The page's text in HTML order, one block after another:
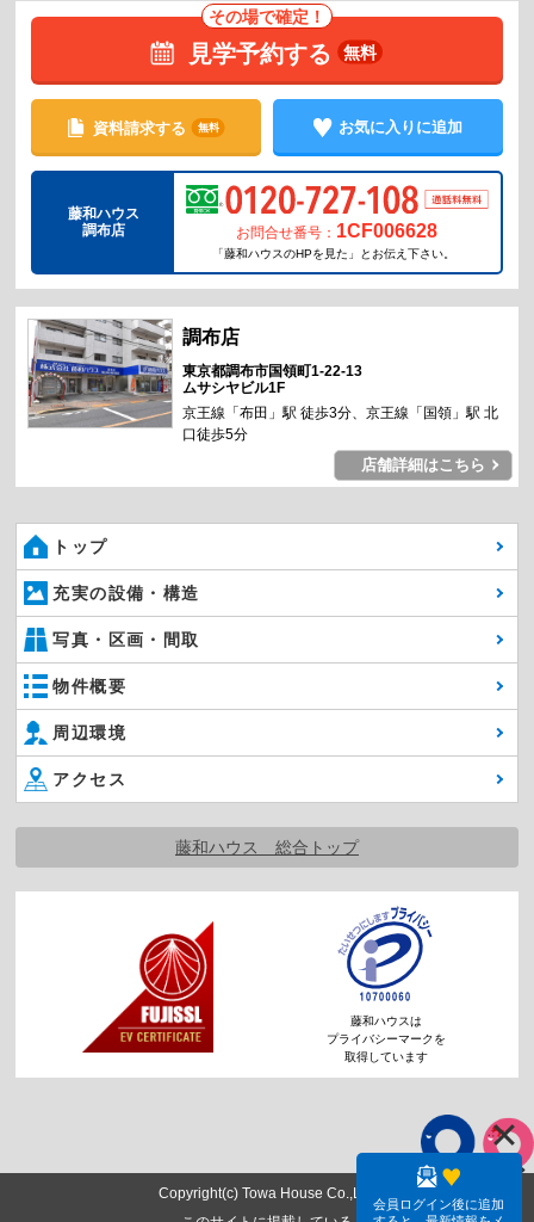
その場で確定！
見学予約する 無料
資料請求する 無料 お気に入りに追加
藤和ハウス
調布店
お問合せ番号： 1CF006628
「藤和ハウスのHPを見た」とお伝え下さい。
東京都調布市国領町1-22-13
ムサシヤビル1F
京王線「布田」駅 徒歩3分、京王線「国領」駅 北
口徒歩5分
店舗詳細はこちら
トップ
充実の設備・構造
写真・区画・間取
物件概要
周辺環境
アクセス
藤和ハウス 総合トップ
藤和ハウスは
プライバシーマークを
取得しています
Copyright(c) Towa House Co.,Ltd.
会員ログイン後に追加